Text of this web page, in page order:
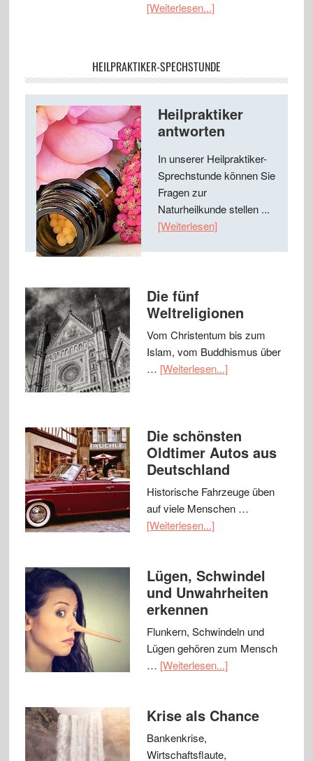
[Weiterlesen...]
HEILPRAKTIKER-SPECHSTUNDE
Heilpraktiker
antworten
In unserer Heilpraktiker-
Sprechstunde können Sie
Fragen zur
Naturheilkunde stellen ...
[Weiterlesen]
Die fünf
Weltreligionen
Vom Christentum bis zum
Islam, vom Buddhismus über
… [Weiterlesen...]
Die schönsten
Oldtimer Autos aus
Deutschland
Historische Fahrzeuge üben
auf viele Menschen …
[Weiterlesen...]
Lügen, Schwindel
und Unwahrheiten
erkennen
Flunkern, Schwindeln und
Lügen gehören zum Mensch
… [Weiterlesen...]
Krise als Chance
Bankenkrise,
Wirtschaftsflaute,